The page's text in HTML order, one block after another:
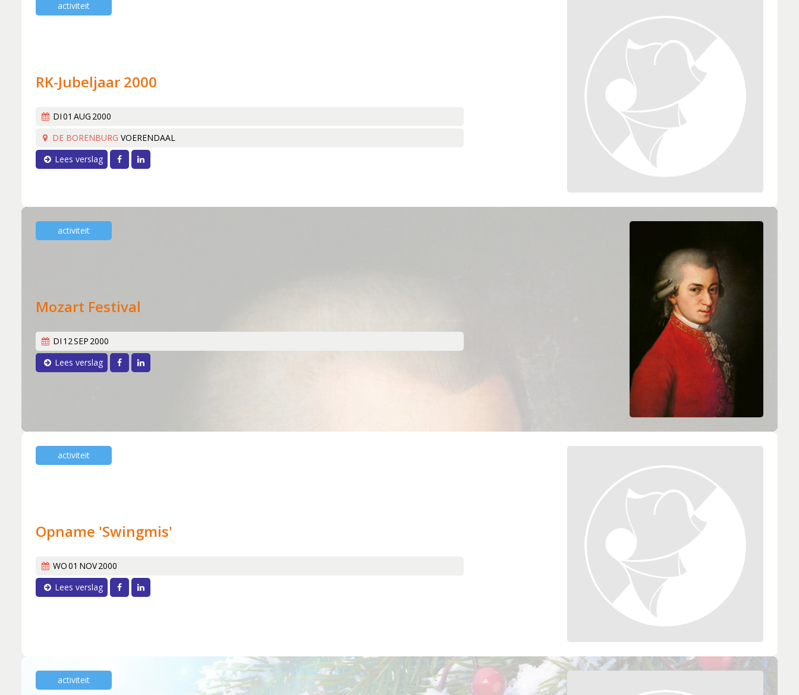
'Popkoor' Thirdwing (2013)
activiteit
RK-Jubeljaar 2000
DI01 AUG 2000
DE BORENBURG VOERENDAAL
Lees verslag
Facebook
activiteit
Mozart Festival
DI 12SEP 2000
Lees verslag
Facebook
activiteit
Opname 'Swingmis'
WO01 NOV2000
Lees verslag
Facebook
activiteit